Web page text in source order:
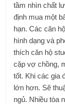
tầm nhìn chất
định mua một
hạn. Các căn
hình dạng và
thích căn hộ
cặp vợ chồng,
tốt. Khi các gia
lớn hơn. Sẽ
ngủ. Nhiều tòa